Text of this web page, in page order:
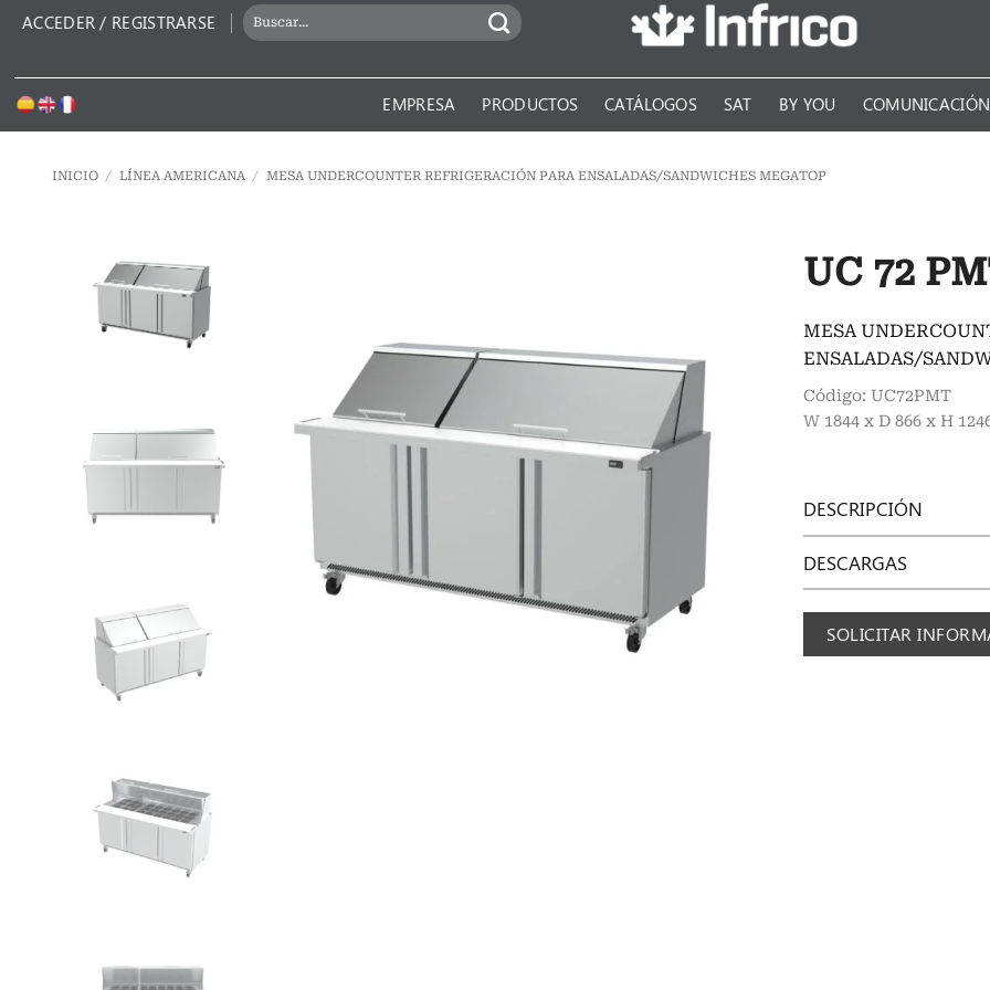
ACCEDER / REGISTRARSE
BUSCAR
POR:
EMPRESA PRODUCTOS CATÁLOGOS SAT BY YOU COMUNICACIÓN
INICIO / LÍNEA AMERICANA / MESA UNDERCOUNTER REFRIGERACIÓN PARA ENSALADAS/SANDWICHES MEGATOP
UC 72
MESA
ENSALADAS/
Código: UC72PMT
W 1844 x D 866 x H
DESCRIPCIÓN
DESCARGAS
SOLICITAR